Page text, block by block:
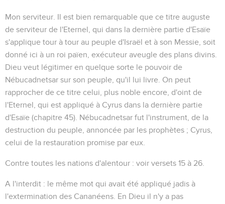
Mon serviteur . Il est bien remarquable que ce titre auguste
de serviteur de l'Eternel , qui dans la dernière partie d'Esaïe
s'applique tour à tour au peuple d'Israël et à son Messie, soit
donné ici à un roi païen, exécuteur aveugle des plans divins.
Dieu veut légitimer en quelque sorte le pouvoir de
Nébucadnetsar sur son peuple, qu'il lui livre. On peut
rapprocher de ce titre celui, plus noble encore, d'oint de
l'Eternel, qui est appliqué à Cyrus dans la dernière partie
d'Esaïe (chapitre 45). Nébucadnetsar fut l'instrument, de la
destruction du peuple, annoncée par les prophètes ; Cyrus,
celui de la restauration promise par eux.
Contre toutes les nations d'alentour : voir versets 15 à 26.
A l'interdit : le même mot qui avait été appliqué jadis à
l'extermination des Cananéens. En Dieu il n'y a pas